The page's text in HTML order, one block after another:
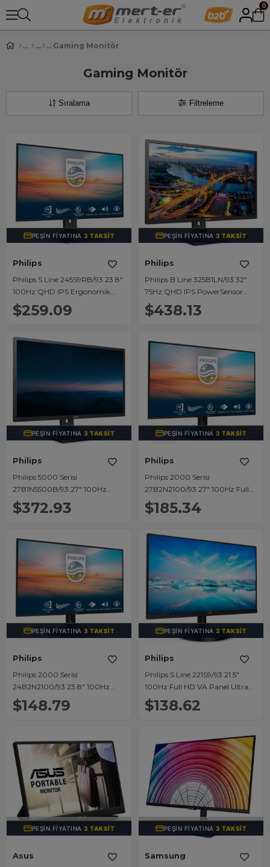
0
Gaming Monitör
Gaming Monitör
Filtreleme
Sıralama
PEŞIN FIYATINA3 TAKSIT
Philips
Philips S Line 245S9RB/93 23.8"
100Hz QHD IPS Ergonomik
Profesyonel İş Monitör
$259.09
PEŞIN FIYATINA3 TAKSIT
Philips
Philips B Line 325B1LN/93 32"
75Hz QHD IPS PowerSensor
Profesyonel İş Monitörü
$438.13
PEŞIN FIYATINA3 TAKSIT
Philips
Philips 5000 Serisi
27B1N5500B/93 27" 100Hz
QHD IPS Profesyonel İş
Monitörü
$372.93
PEŞIN FIYATINA3 TAKSIT
Philips
Philips 2000 Serisi
27B2N2100/93 27" 100Hz Full
HD IPS Ultra İnce Çerçeveli
Profesyonel Monitör
$185.34
PEŞIN FIYATINA3 TAKSIT
Philips
Philips 2000 Serisi
24B2N2100/93 23.8" 100Hz
FHD IPS Ultra İnce Çerçeveli
Profesyonel Monitör
$148.79
PEŞIN FIYATINA3 TAKSIT
Philips
Philips S Line 221S9/93 21.5"
100Hz Full HD VA Panel Ultra
İnce Çerçeveli Profesyonel
Monitör
$138.62
TÜKENDI
PEŞIN FIYATINA3 TAKSIT
Asus
TÜKENDI
PEŞIN FIYATINA3 TAKSIT
Samsung